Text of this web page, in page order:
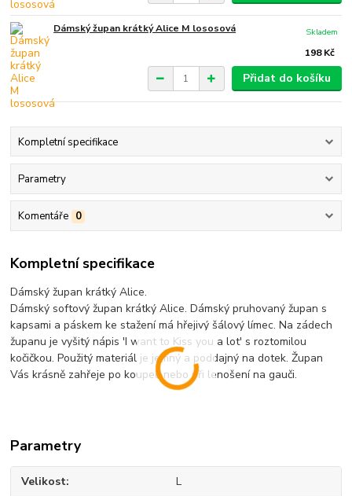
Dámský župan krátký Alice M lososová
198 Kč
Skladem
Přidat do košíku
Kompletní specifikace
Parametry
Komentáře 0
Kompletní specifikace
Dámský župan krátký Alice.
Dámský softový župan krátký Alice. Dámský pruhovaný župan s
kapsami a páskem ke stažení má hřejivý šálový límec. Na zádech
županu je vyšitý nápis 'I want to Kiss you a lot' s roztomilou
kočičkou. Použitý materiál je jemný a poddajný na dotek. Župan
Vás krásně zahřeje po koupeli nebo při lenošení na gauči.
Parametry
Velikost L